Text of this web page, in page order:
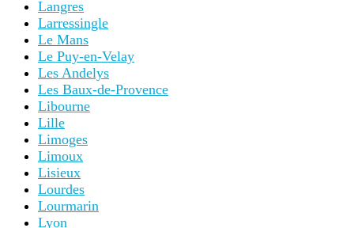
Langres
Larressingle
Le Mans
Le Puy-en-Velay
Les Andelys
Les Baux-de-Provence
Libourne
Lille
Limoges
Limoux
Lisieux
Lourdes
Lourmarin
Lyon